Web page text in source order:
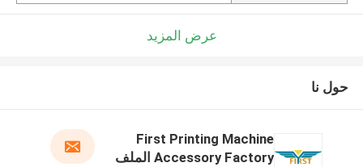
عرض المزيد
حول نا
First Printing Machine
Accessory Factory الملف